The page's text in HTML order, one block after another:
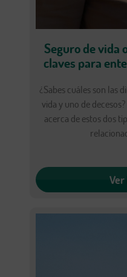
Seguro de vida
claves para
¿Sabes cuáles son las
vida y uno de
acerca de estos dos